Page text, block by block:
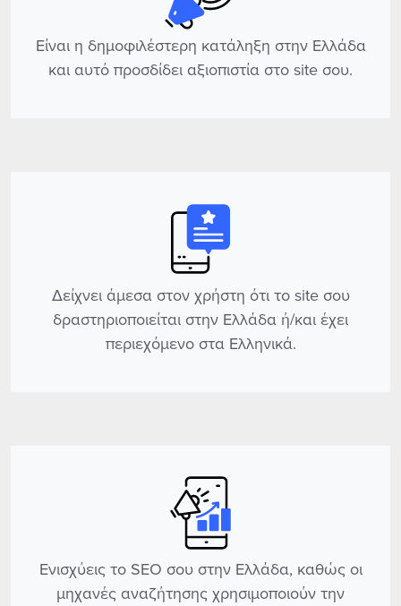
Είναι η δημοφιλέστερη κατάληξη στην Ελλάδα
και αυτό προσδίδει αξιοπιστία στο site σου.
Δείχνει άμεσα στον χρήστη ότι το site σου
δραστηριοποιείται στην Ελλάδα ή/και έχει
περιεχόμενο στα Ελληνικά.
Ενισχύεις το SEO σου στην Ελλάδα, καθώς οι
μηχανές αναζήτησης χρησιμοποιούν την